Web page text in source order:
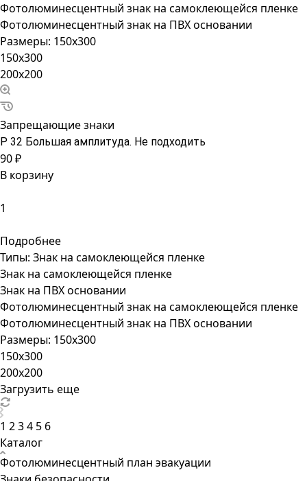
Фотолюминесцентный знак на самоклеющейся пленке
Фотолюминесцентный знак на ПВХ основании
Размеры: 150x300
150x300
200x200
Запрещающие знаки
P 32 Большая амплитуда. Не подходить
90 ₽
В корзину
Подробнее
Типы: Знак на самоклеющейся пленке
Знак на самоклеющейся пленке
Знак на ПВХ основании
Фотолюминесцентный знак на самоклеющейся пленке
Фотолюминесцентный знак на ПВХ основании
Размеры: 150x300
150x300
200x200
Загрузить еще
1 234 5 6
Каталог
Фотолюминесцентный план эвакуации